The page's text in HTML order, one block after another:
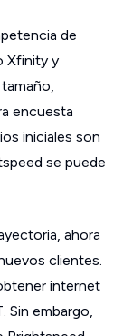
de
Xfinity y
encuesta
iniciales son
se puede
ahora
clientes.
internet
Sin embargo,